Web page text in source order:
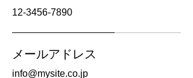
12-3456-7890
メールアドレス
info@mysite.co.jp